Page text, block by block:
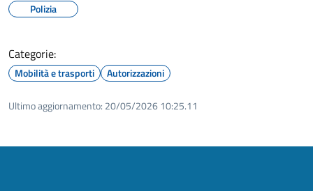
Polizia
Categorie:
Mobilità e trasporti Autorizzazioni
Ultimo aggiornamento: 20/05/2026 10:25.11